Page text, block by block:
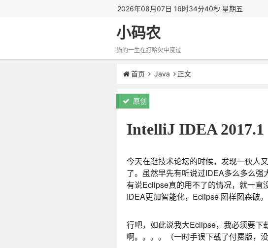
2026年08月07日 16时34分41秒 星期五
小码农
猫的一生在打哈欠中度过
首页 Java 正文
原创
IntelliJ IDEA 2017.1
今天在逛技术论坛的时候，发现一伙人
了。虽然早先有听说过IDEA多么多么
有说Eclipse真的用不了的情况，就一直
IDEA更加智能化，Eclipse 图样图森破。
行吧，如此说我大Eclipse，我必须要下
啊。。。。（一时手误下载了付费版，